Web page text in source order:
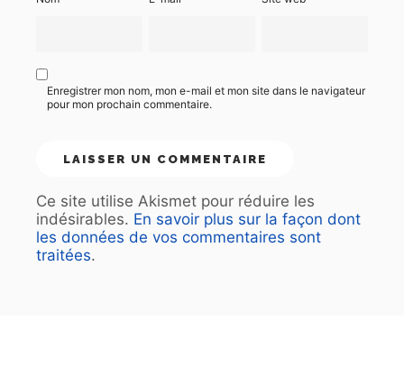
Enregistrer mon nom, mon e-mail et mon site dans le navigateur
pour mon prochain commentaire.
Ce site utilise Akismet pour réduire les
indésirables. En savoir plus sur la façon dont
les données de vos commentaires sont
traitées.